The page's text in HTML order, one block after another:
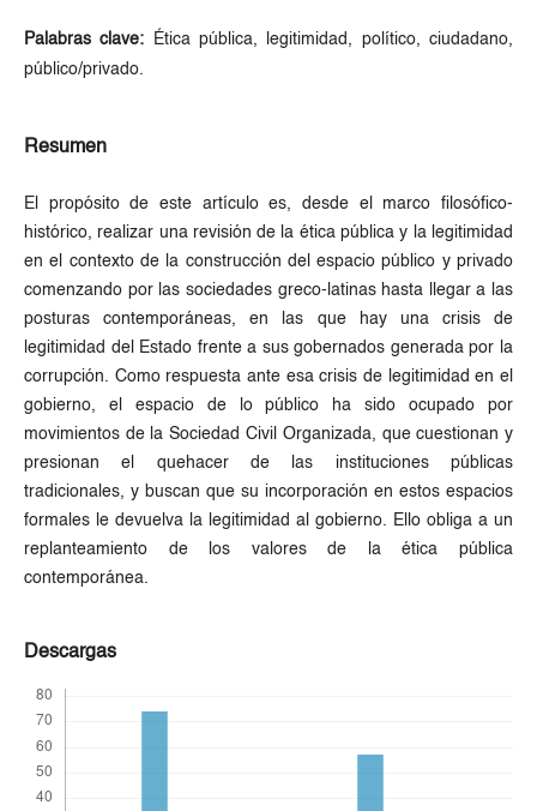
Palabras clave:
Ética pública, legitimidad, político, ciudadano,
público/privado.
Resumen
El propósito de este artículo es, desde el marco filosófico-
histórico, realizar una revisión de la ética pública y la legitimidad
en el contexto de la construcción del espacio público y privado
comenzando por las sociedades greco-latinas hasta llegar a las
posturas contemporáneas, en las que hay una crisis de
legitimidad del Estado frente a sus gobernados generada por la
corrupción. Como respuesta ante esa crisis de legitimidad en el
gobierno, el espacio de lo público ha sido ocupado por
movimientos de la Sociedad Civil Organizada, que cuestionan y
presionan el quehacer de las instituciones públicas
tradicionales, y buscan que su incorporación en estos espacios
formales le devuelva la legitimidad al gobierno. Ello obliga a un
replanteamiento de los valores de la ética pública
contemporánea.
Descargas